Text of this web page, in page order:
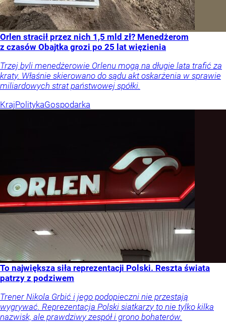
Orlen stracił przez nich 1,5 mld zł? Menedżerom
z czasów Obajtka grozi po 25 lat więzienia
Trzej byli menedżerowie Orlenu mogą na długie lata trafić za
kraty. Właśnie skierowano do sądu akt oskarżenia w sprawie
miliardowych strat państwowej spółki.
KrajPolitykaGospodarka
To największa siła reprezentacji Polski. Reszta świata
patrzy z podziwem
Trener Nikola Grbić i jego podopieczni nie przestają
wygrywać. Reprezentacja Polski siatkarzy to nie tylko kilka
nazwisk, ale prawdziwy zespół i grono bohaterów.